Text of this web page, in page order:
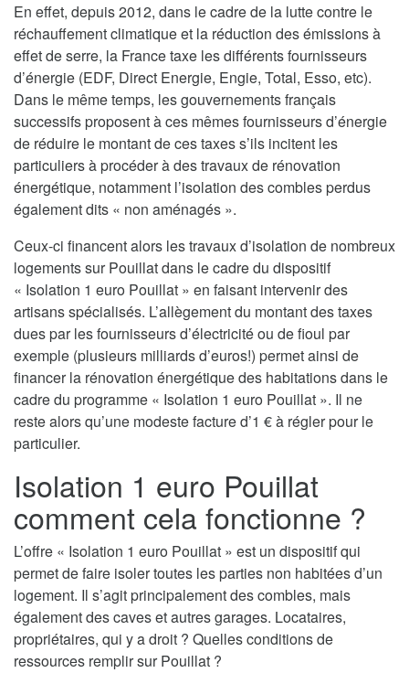
En effet, depuis 2012, dans le cadre de la lutte contre le
réchauffement climatique et la réduction des émissions à
effet de serre, la France taxe les différents fournisseurs
d’énergie (EDF, Direct Energie, Engie, Total, Esso, etc).
Dans le même temps, les gouvernements français
successifs proposent à ces mêmes fournisseurs d’énergie
de réduire le montant de ces taxes s’ils incitent les
particuliers à procéder à des travaux de rénovation
énergétique, notamment l’isolation des combles perdus
également dits « non aménagés ».
Ceux-ci financent alors les travaux d’isolation de nombreux
logements sur Pouillat dans le cadre du dispositif
« Isolation 1 euro Pouillat » en faisant intervenir des
artisans spécialisés. L’allègement du montant des taxes
dues par les fournisseurs d’électricité ou de fioul par
exemple (plusieurs milliards d’euros!) permet ainsi de
financer la rénovation énergétique des habitations dans le
cadre du programme « Isolation 1 euro Pouillat ». Il ne
reste alors qu’une modeste facture d’1 € à régler pour le
particulier.
Isolation 1 euro Pouillat
comment cela fonctionne ?
L’offre « Isolation 1 euro Pouillat » est un dispositif qui
permet de faire isoler toutes les parties non habitées d’un
logement. Il s’agit principalement des combles, mais
également des caves et autres garages. Locataires,
propriétaires, qui y a droit ? Quelles conditions de
ressources remplir sur Pouillat ?